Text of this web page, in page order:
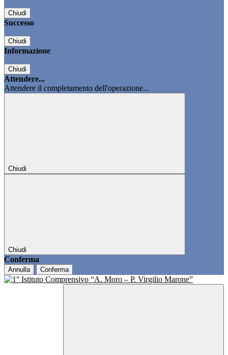
Chiudi
Successo
Chiudi
Informazione
Chiudi
Attendere...
Attendere il completamento dell'operazione...
Chiudi
Chiudi
Conferma
Annulla Conferma